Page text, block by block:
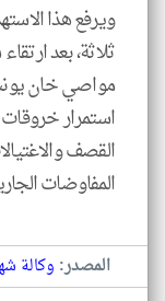
ويرفع هذا
ثلاثة، بعد
مواصي خان
استمرار خروقات
القصف
المفاوضات
المصدر: وكالة